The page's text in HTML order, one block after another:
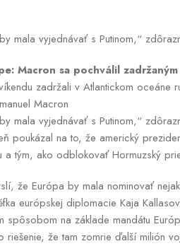
mala vyjednávať s Putinom,“
Macron sa pochválil
zadržali v Atlantickom oceáne
Macron
mala vyjednávať s Putinom,“
poukázal na to, že americký
tým, ako odblokovať Hormuzský
že Európa by mala nominovať
európskej diplomacie Kaja
spôsobom na základe mandátu
riešenie, že tam zomrie ďalší milión